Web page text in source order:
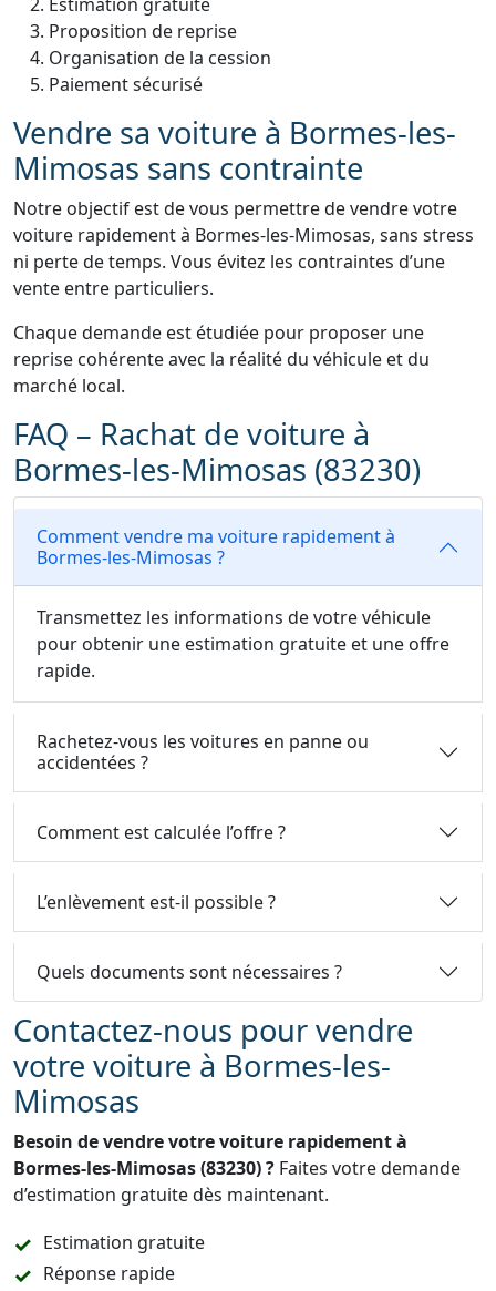
Proposition de reprise
Organisation de la cession
Paiement sécurisé
Vendre sa voiture à Bormes-les-
Mimosas sans contrainte
Notre objectif est de vous permettre de vendre votre
voiture rapidement à Bormes-les-Mimosas, sans stress
ni perte de temps. Vous évitez les contraintes d’une
vente entre particuliers.
Chaque demande est étudiée pour proposer une
reprise cohérente avec la réalité du véhicule et du
marché local.
FAQ – Rachat de voiture à
Bormes-les-Mimosas (83230)
Comment vendre ma voiture rapidement à
Bormes-les-Mimosas ?
Transmettez les informations de votre véhicule
pour obtenir une estimation gratuite et une offre
rapide.
Rachetez-vous les voitures en panne ou
accidentées ?
Comment est calculée l’offre ?
L’enlèvement est-il possible ?
Quels documents sont nécessaires ?
Contactez-nous pour vendre
votre voiture à Bormes-les-
Mimosas
Besoin de vendre votre voiture rapidement à
Bormes-les-Mimosas (83230) ? Faites votre demande
d’estimation gratuite dès maintenant.
Estimation gratuite
Réponse rapide